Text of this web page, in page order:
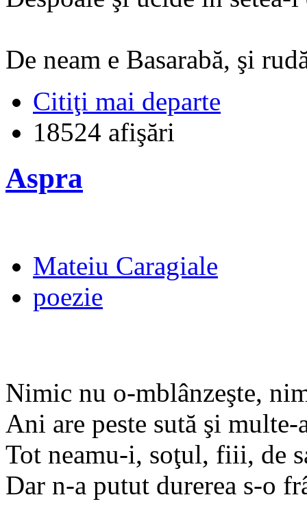
De neam e Basarabă, şi
Citiţi mai departe
18524 afişări
Aspra
Mateiu Caragiale
poezie
Nimic nu o-mblânzeşte,
Ani are peste sută şi
Tot neamu-i, soţul, fiii, de
Dar n-a putut durerea s-o